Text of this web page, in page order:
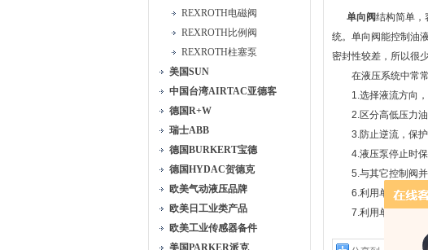
REXROTH电磁阀
REXROTH比例阀
REXROTH柱塞泵
美国SUN
中国台湾AIRTAC亚德客
德国R+W
瑞士ABB
德国BURKERT宝德
德国HYDAC贺德克
欧美气动液压品牌
欧美日工业类产品
欧美工业传感器备件
美国PARKER派克
单向阀结构简单，
统。单向阀能控制油
密封性较差，所以很
在液压系统中常常
1.选择液流方向，
2.区分高低压力油
3.防止逆流，保护
4.液压泵停止时保
5.与其它控制阀并
6.利用单向阀的背
7.利用单向阀的背